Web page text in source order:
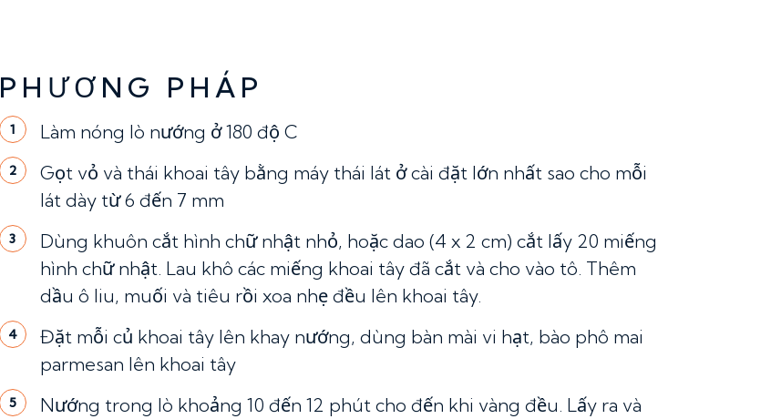
PHƯƠNG PHÁP
1 Làm nóng lò nướng ở 180 độ C
2
Gọt vỏ và thái khoai tây bằng máy thái lát ở cài đặt lớn nhất sao cho mỗi
lát dày từ 6 đến 7 mm
3
Dùng khuôn cắt hình chữ nhật nhỏ, hoặc dao (4 x 2 cm) cắt lấy 20 miếng
hình chữ nhật. Lau khô các miếng khoai tây đã cắt và cho vào tô. Thêm
dầu ô liu, muối và tiêu rồi xoa nhẹ đều lên khoai tây.
4
Đặt mỗi củ khoai tây lên khay nướng, dùng bàn mài vi hạt, bào phô mai
parmesan lên khoai tây
5
Nướng trong lò khoảng 10 đến 12 phút cho đến khi vàng đều. Lấy ra và